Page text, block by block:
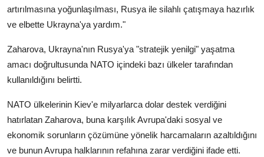
artırılmasına yoğunlaşılması, Rusya ile silahlı çatışmaya hazırlık
ve elbette Ukrayna'ya yardım."
Zaharova, Ukrayna'nın Rusya'ya "stratejik yenilgi" yaşatma
amacı doğrultusunda NATO içindeki bazı ülkeler tarafından
kullanıldığını belirtti.
NATO ülkelerinin Kiev'e milyarlarca dolar destek verdiğini
hatırlatan Zaharova, buna karşılık Avrupa'daki sosyal ve
ekonomik sorunların çözümüne yönelik harcamaların azaltıldığını
ve bunun Avrupa halklarının refahına zarar verdiğini ifade etti.